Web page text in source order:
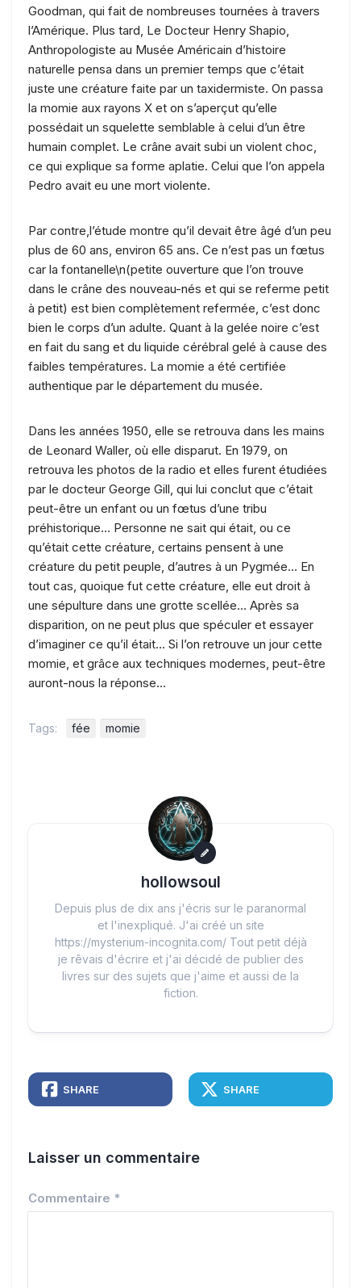
Goodman, qui fait de nombreuses tournées à travers
l’Amérique. Plus tard, Le Docteur Henry Shapio,
Anthropologiste au Musée Américain d’histoire
naturelle pensa dans un premier temps que c’était
juste une créature faite par un taxidermiste. On passa
la momie aux rayons X et on s’aperçut qu’elle
possédait un squelette semblable à celui d’un être
humain complet. Le crâne avait subi un violent choc,
ce qui explique sa forme aplatie. Celui que l’on appela
Pedro avait eu une mort violente.
Par contre,l’étude montre qu’il devait être âgé d’un peu
plus de 60 ans, environ 65 ans. Ce n’est pas un fœtus
car la fontanelle\n(petite ouverture que l’on trouve
dans le crâne des nouveau-nés et qui se referme petit
à petit) est bien complètement refermée, c’est donc
bien le corps d’un adulte. Quant à la gelée noire c’est
en fait du sang et du liquide cérébral gelé à cause des
faibles températures. La momie a été certifiée
authentique par le département du musée.
Dans les années 1950, elle se retrouva dans les mains
de Leonard Waller, où elle disparut. En 1979, on
retrouva les photos de la radio et elles furent étudiées
par le docteur George Gill, qui lui conclut que c’était
peut-être un enfant ou un fœtus d’une tribu
préhistorique… Personne ne sait qui était, ou ce
qu’était cette créature, certains pensent à une
créature du petit peuple, d’autres à un Pygmée… En
tout cas, quoique fut cette créature, elle eut droit à
une sépulture dans une grotte scellée… Après sa
disparition, on ne peut plus que spéculer et essayer
d’imaginer ce qu’il était… Si l’on retrouve un jour cette
momie, et grâce aux techniques modernes, peut-être
auront-nous la réponse…
Tags: fée momie
hollowsoul
Depuis plus de dix ans j'écris sur le paranormal
et l'inexpliqué. J'ai créé un site
https://mysterium-incognita.com/ Tout petit déjà
je rêvais d'écrire et j'ai décidé de publier des
livres sur des sujets que j'aime et aussi de la
fiction.
SHARE SHARE
Laisser un commentaire
Commentaire *